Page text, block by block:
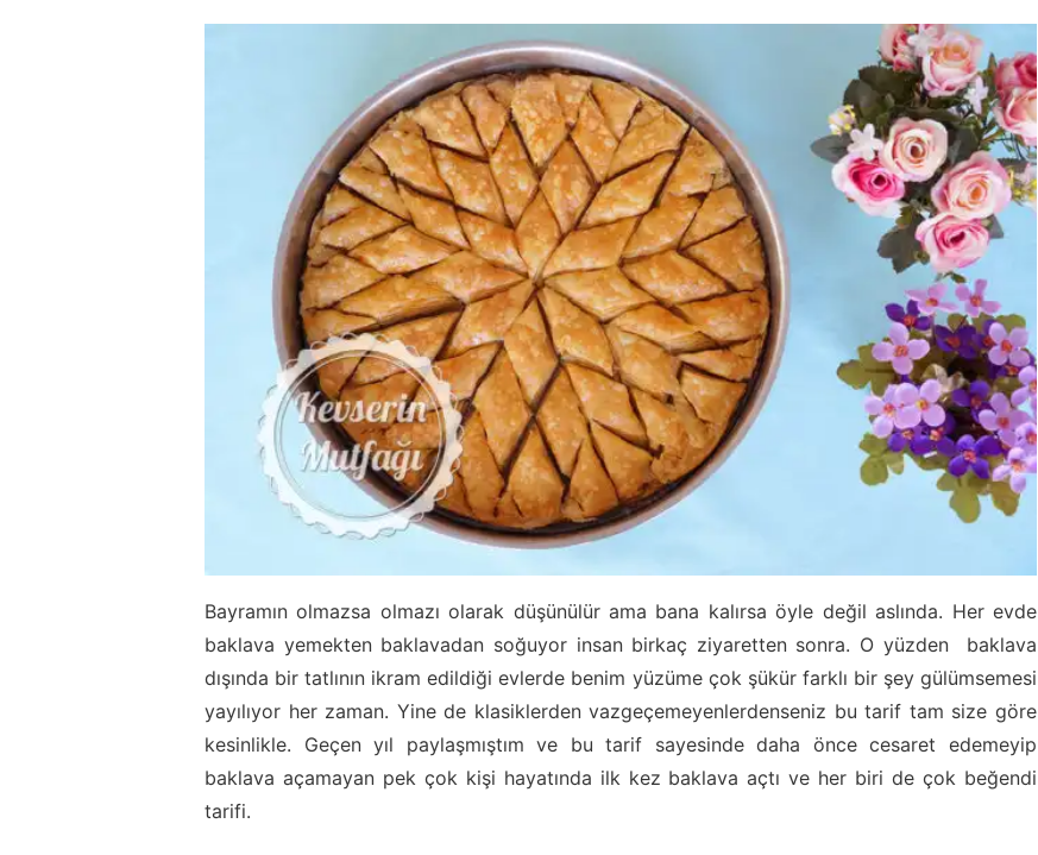
Bayramın olmazsa olmazı olarak düşünülür ama bana kalırsa öyle değil aslında. Her evde
baklava yemekten baklavadan soğuyor insan birkaç ziyaretten sonra. O yüzden baklava
dışında bir tatlının ikram edildiği evlerde benim yüzüme çok şükür farklı bir şey gülümsemesi
yayılıyor her zaman. Yine de klasiklerden vazgeçemeyenlerdenseniz bu tarif tam size göre
kesinlikle. Geçen yıl paylaşmıştım ve bu tarif sayesinde daha önce cesaret edemeyip
baklava açamayan pek çok kişi hayatında ilk kez baklava açtı ve her biri de çok beğendi
tarifi.